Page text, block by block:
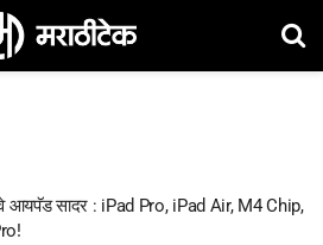
सादर : iPad Pro, iPad Air, M4 Chip,